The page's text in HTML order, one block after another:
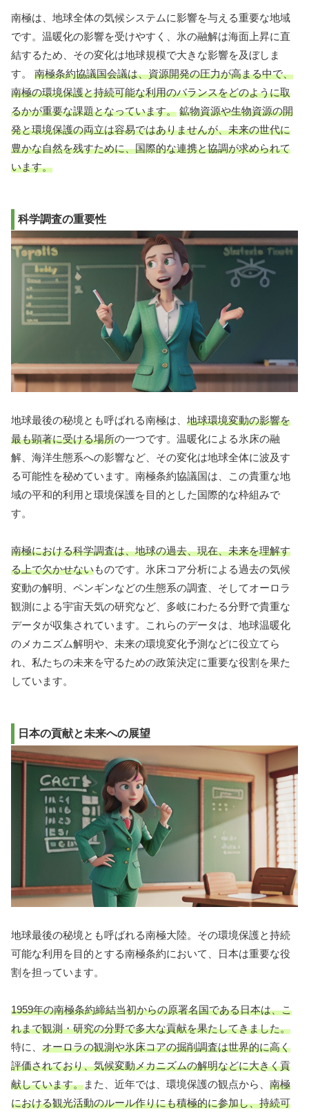
南極は、地球全体の気候システムに影響を与える重要な地域
です。温暖化の影響を受けやすく、氷の融解は海面上昇に直
結するため、その変化は地球規模で大きな影響を及ぼしま
す。 南極条約協議国会議は、資源開発の圧力が高まる中で、
南極の環境保護と持続可能な利用のバランスをどのように取
るかが重要な課題となっています。 鉱物資源や生物資源の開
発と環境保護の両立は容易ではありませんが、未来の世代に
豊かな自然を残すために、国際的な連携と協調が求められて
います。
科学調査の重要性
地球最後の秘境とも呼ばれる南極は、 地球環境変動の影響を
最も顕著に受ける場所の一つです。温暖化による氷床の融
解、海洋生態系への影響など、その変化は地球全体に波及す
る可能性を秘めています。南極条約協議国は、この貴重な地
域の平和的利用と環境保護を目的とした国際的な枠組みで
す。
南極における科学調査は、地球の過去、現在、未来を理解す
る上で欠かせないものです。氷床コア分析による過去の気候
変動の解明、ペンギンなどの生態系の調査、そしてオーロラ
観測による宇宙天気の研究など、多岐にわたる分野で貴重な
データが収集されています。これらのデータは、地球温暖化
のメカニズム解明や、未来の環境変化予測などに役立てら
れ、私たちの未来を守るための政策決定に重要な役割を果た
しています。
日本の貢献と未来への展望
地球最後の秘境とも呼ばれる南極大陸。その環境保護と持続
可能な利用を目的とする南極条約において、日本は重要な役
割を担っています。
1959年の南極条約締結当初からの原署名国である日本は、こ
れまで観測・研究の分野で多大な貢献を果たしてきました。
特に、 オーロラの観測や氷床コアの掘削調査は世界的に高く
評価されており、気候変動メカニズムの解明などに大きく貢
献しています。また、近年では、環境保護の観点から、 南極
における観光活動のルール作りにも積極的に参加し、持続可